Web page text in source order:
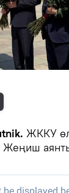
ЖККУ
Жеңиш